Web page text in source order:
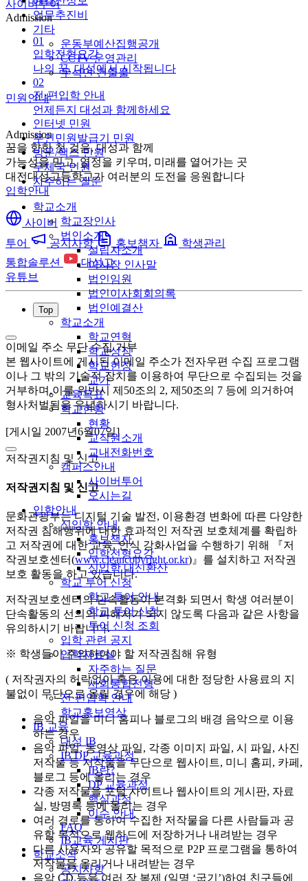
업무추진비
기타
운동부예산집행공개
CCTV 운영관리
무석면 건출물
민원안내
인터넷 민원
무인민원발급기 민원
방문/팩스 민원
우체국 민원
자주하는 질문
학교소개
학교장인사
법인소개
설립자소개
이사장 인사말
법인임원
법인이사회회의록
법인예결산
학교소개
학교연혁
학교상징
학교헌장
교가
교육목표
학교현황
현황
교직원소개
교내전화번호
캠퍼스안내
사이버투어
오시는길
입학안내
신입학 안내
홍보책자
입학전형요강
신입학 내신환산
학교 투어 신청
학교 투어 안내
학교 투어 신청
투어 신청 조회
입학 관련 공지
입학자료실
자주하는 질문
사회통합전형
전·편입학 안내
학교홍보영상
IB 교육
대성 IB
IB DP 교육과정
IB란?
DP 교육과정
핵심과정
이수 안내
FAQ
IB교육 게시판
학교소식
공지사항
사이버투어
Admission
01
입학전형요강
나의 꿈, 대성에서 시작됩니다
02
전·편입학 안내
언제든지 대성과 함께하세요
Admission
꿈을 향한 첫 걸음, 대성과 함께
가능성을 믿고, 열정을 키우며, 미래를 열어가는 곳
대전대성고등학교가 여러분의 도전을 응원합니다
입학안내
사이버
투어
공지사항 홍보책자
학생관리
통합솔루션
대성고
유튜브
Top
이메일 주소 무단 수집 거부
본 웹사이트에 게시된 이메일 주소가 전자우편 수집 프로그램
이나 그 밖의 기술적 장치를 이용하여 무단으로 수집되는 것을
거부하며,이를 위반시 제50조의 2, 제50조의 7 등에 의거하여
형사처벌됨을 유념하시기 바랍니다.
[게시일 2007년6월07일]
저작권지침 및 신고
저작권지침 및 신고
문화관광부는 디지털 기술 발전, 이용환경 변화에 따른 다양한
저작권 침해행위에 대한 효과적인 저작권 보호체계를 확립하
고 저작권에 대한 교육, 인식 강화사업을 수행하기 위해 『저
작권보호센터(www.cleancopyright.or.kr)』를 설치하고 저작권
보호 활동을 하고 있습니다.
저작권보호센터의 단속활동이 본격화 되면서 학생 여러분이
단속활동의 선의의 피해자가 되지 않도록 다음과 같은 사항을
유의하시기 바랍니다.
※ 학생들이 주의하여야 할 저작권침해 유형
( 저작권자의 허락없이 혹은 이용에 대한 정당한 사용료의 지
불없이 무단으로 올릴 경우에 해당 )
음악 파일을 미니 홈피나 블로그의 배경 음악으로 이용
하는 경우
음악 파일, 동영상 파일, 각종 이미지 파일, 시 파일, 사진
저작물 등 저작물을 무단으로 웹사이트, 미니 홈피, 카페,
블로그 등에 올리는 경우
각종 저작물을 포털 사이트나 웹사이트의 게시판, 자료
실, 방명록 등에 올리는 경우
여러 경로를 통하여 수집한 저작물을 다른 사람들과 공
유할 목적으로 웹하드에 저장하거나 내려받는 경우
다른 사용자와 공유할 목적으로 P2P 프로그램을 통하여
저작물을 올리거나 내려받는 경우
음악 CD 등을 여러 장 복제 (일명 ‘굽기’)하여 친구들에